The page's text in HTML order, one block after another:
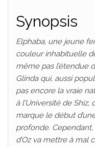
Synopsis
Elphaba, une jeune
couleur inhabituelle
même pas l’étendue
Glinda qui, aussi
pas encore la vraie
à l’Université de Shiz,
marque le début
profonde.
d’Oz va mettre à mal